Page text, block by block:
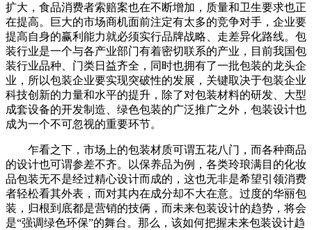
扩大，食品消费者索赔案也在不断增加，质量和卫生要求也正
在提高。巨大的市场商机面前注定有太多的竞争对手，企业要
提高自身的赢利能力就必须实行品牌战略、走差异化路线。包
装行业是一个与各产业部门有着密切联系的产业，目前我国包
装行业品种、门类日益齐全，同时也拥有了一批包装的龙头企
业，所以包装企业要实现突破性的发展，关键取决于包装企业
科技创新的力量和水平的提升，除了对包装材料的研发、大型
成套设备的开发制造、绿色包装的广泛推广之外，包装设计也
成为一个不可忽视的重要环节。
乍看之下，市场上的包装材质可谓五花八门，而各种商品
的设计也可谓参差不齐。以保养品为例，各类玲琅满目的化妆
品包装无不是经过精心设计而成的，这也无非是希望引领消费
者轻松看其外表，而对其内在成分却不大在意。过度的华丽包
装，归根到底都是营销的技俩，而未来包装设计的趋势，将会
是“强调绿色环保”的舞台。那么，该如何把握未来包装设计趋